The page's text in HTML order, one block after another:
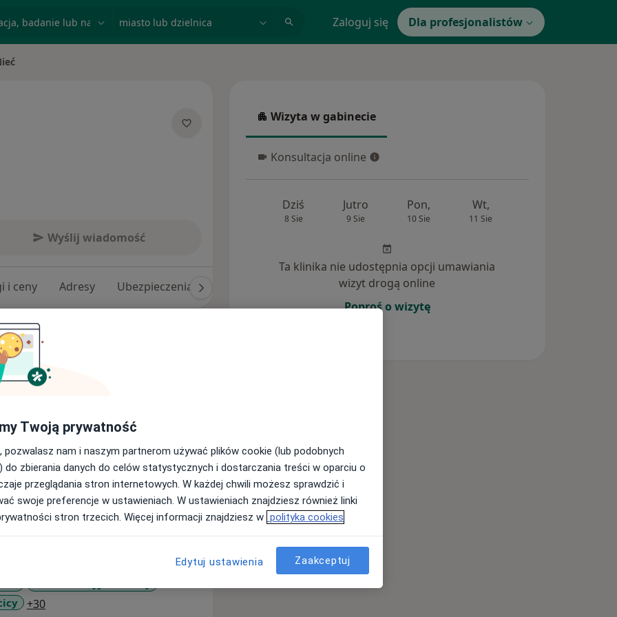
Zaloguj się Dla profesjonalistów
Wyślij wiadomość
i ceny Adresy Ubezpieczenia Odpowiedzi na pytania (143)
życia.
Jagiellońskiego Collegium
Ginekologii i Ginekologii
Aktualnie pracuje jako
50 gdzie zajmuje się
wszystkim badaniami oraz
leczeniem
kwalifikacje. Od 2023r pełni funkcję
+30a11y_sr_more_diseases
Wizyta w gabinecie
Wizyta w gabinecie
Konsultacja online
Konsultacja online
Dziś
8 Sie
Jutro
9 Sie
Pon,
10 Sie
Wt,
11 Sie
Ta klinika nie udostępnia opcji umawiania
wizyt drogą online
Poproś o wizytę
Twoją prywatność
pozwalasz nam i naszym partnerom używać plików cookie (lub podobnych
do zbierania danych do celów statystycznych i dostarczania treści w oparciu o
przeglądania stron internetowych. W każdej chwili możesz sprawdzić i
swoje preferencje w ustawieniach. W ustawieniach znajdziesz również linki
stron trzecich. Więcej informacji znajdziesz w polityka cookies
Edytuj ustawienia Zaakceptuj